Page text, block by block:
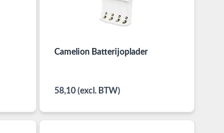
Camelion Batterijoplader
58,10 (excl. BTW)